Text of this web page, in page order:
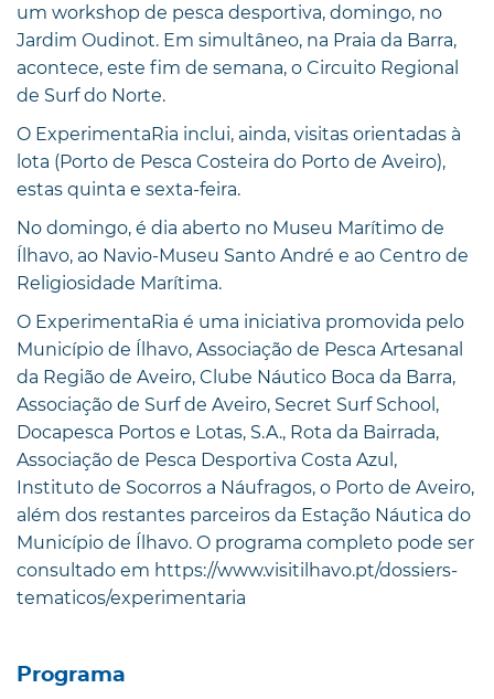
um workshop de pesca desportiva, domingo, no
Jardim Oudinot. Em simultâneo, na Praia da Barra,
acontece, este fim de semana, o Circuito Regional
de Surf do Norte.
O ExperimentaRia inclui, ainda, visitas orientadas à
lota (Porto de Pesca Costeira do Porto de Aveiro),
estas quinta e sexta-feira.
No domingo, é dia aberto no Museu Marítimo de
Ílhavo, ao Navio-Museu Santo André e ao Centro de
Religiosidade Marítima.
O ExperimentaRia é uma iniciativa promovida pelo
Município de Ílhavo, Associação de Pesca Artesanal
da Região de Aveiro, Clube Náutico Boca da Barra,
Associação de Surf de Aveiro, Secret Surf School,
Docapesca Portos e Lotas, S.A., Rota da Bairrada,
Associação de Pesca Desportiva Costa Azul,
Instituto de Socorros a Náufragos, o Porto de Aveiro,
além dos restantes parceiros da Estação Náutica do
Município de Ílhavo. O programa completo pode ser
consultado em https://www.visitilhavo.pt/dossiers-
tematicos/experimentaria
Programa